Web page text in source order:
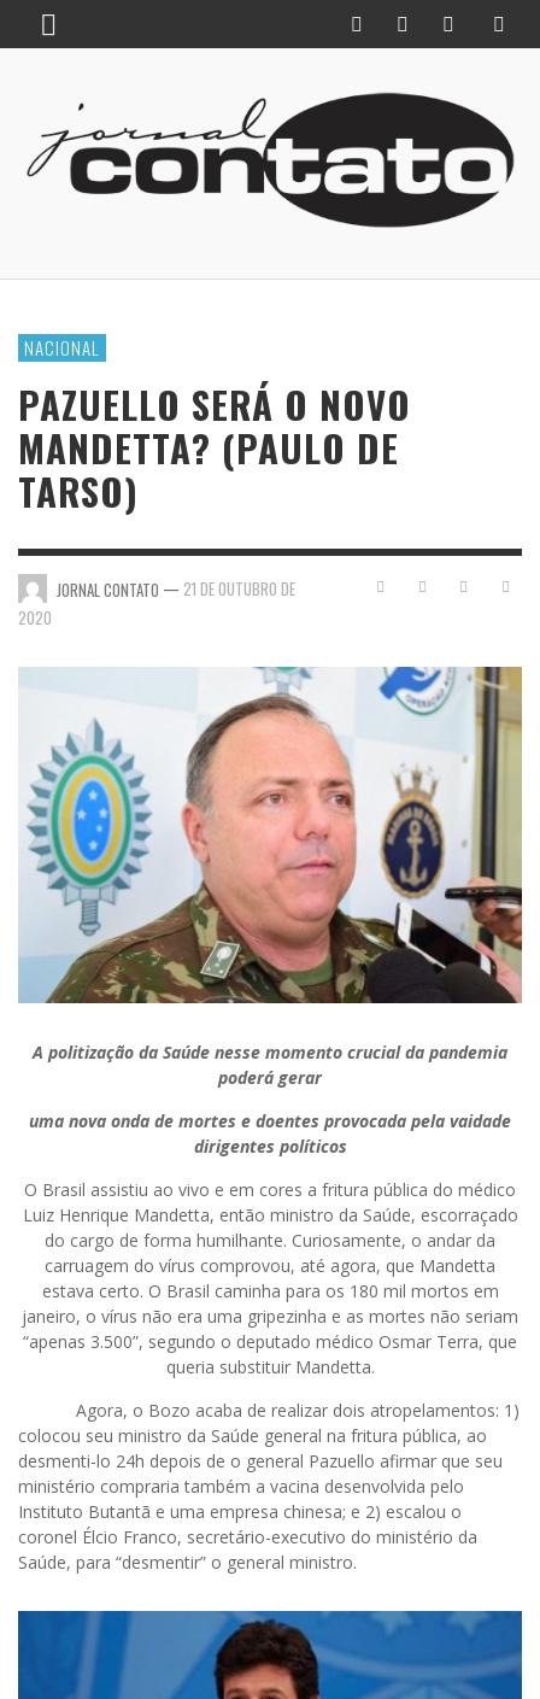
NACIONAL
PAZUELLO SERÁ O NOVO
MANDETTA? (PAULO DE
TARSO)
JORNAL CONTATO — 21 DE OUTUBRO DE
2020
A politização da Saúde nesse momento crucial da pandemia
poderá gerar
uma nova onda de mortes e doentes provocada pela vaidade
dirigentes políticos
O Brasil assistiu ao vivo e em cores a fritura pública do médico
Luiz Henrique Mandetta, então ministro da Saúde, escorraçado
do cargo de forma humilhante. Curiosamente, o andar da
carruagem do vírus comprovou, até agora, que Mandetta
estava certo. O Brasil caminha para os 180 mil mortos em
janeiro, o vírus não era uma gripezinha e as mortes não seriam
“apenas 3.500”, segundo o deputado médico Osmar Terra, que
queria substituir Mandetta.
Agora, o Bozo acaba de realizar dois atropelamentos: 1)
colocou seu ministro da Saúde general na fritura pública, ao
desmenti-lo 24h depois de o general Pazuello afirmar que seu
ministério compraria também a vacina desenvolvida pelo
Instituto Butantã e uma empresa chinesa; e 2) escalou o
coronel Élcio Franco, secretário-executivo do ministério da
Saúde, para “desmentir” o general ministro.